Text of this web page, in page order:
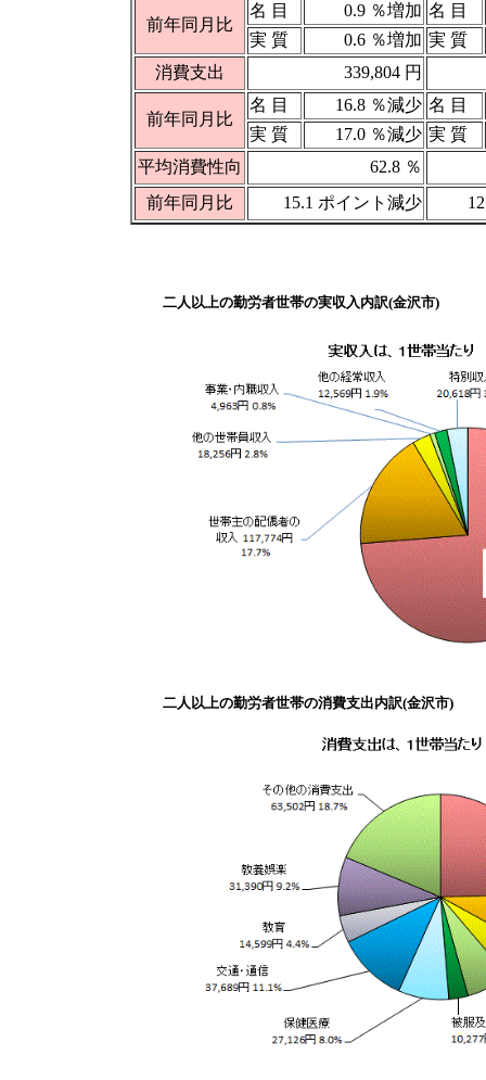
前年同月比
名 目 0.9 ％増加 名 目
実 質
0.6 ％増加 実 質
消費支出
339,804 円
前年同月比
名 目 16.8 ％減少 名 目
実 質
17.0 ％減少 実 質
平均消費性向
62.8 ％
前年同月比
15.1 ポイント減少
二人以上の勤労者世帯の実収入内訳(金沢市)
二人以上の勤労者世帯の消費支出内訳(金沢市)